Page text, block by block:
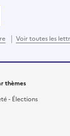
Voir toutes les
thèmes
- Élections